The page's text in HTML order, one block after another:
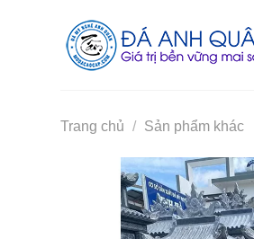
Trang chủ / Sản phẩm khác